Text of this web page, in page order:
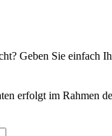
Geben Sie einfach
erfolgt im Rahmen